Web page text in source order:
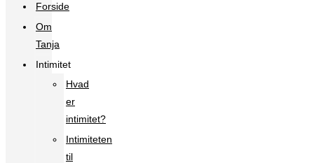
Forside
Om
Tanja
Intimitet
Hvad
er
intimitet?
Intimiteten
til